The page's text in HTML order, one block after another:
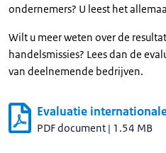
ondernemers? U leest het
Wilt u meer weten over de
handelsmissies? Lees dan de
van deelnemende bedrijven.
Evaluatie
PDF document | 1.54 MB